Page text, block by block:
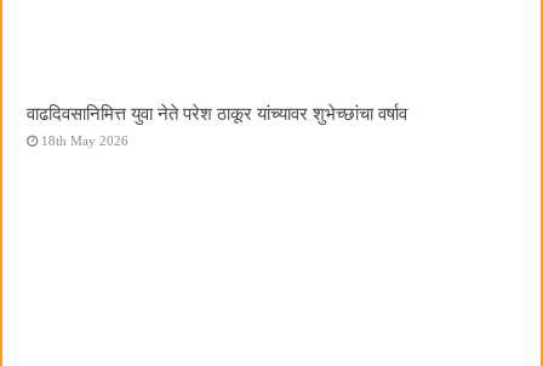
वाढदिवसानिमित्त युवा नेते परेश ठाकूर यांच्यावर शुभेच्छांचा वर्षाव
18th May 2026